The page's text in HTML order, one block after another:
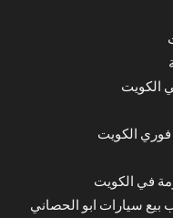
الكويت
الكويت
في الكويت
بيع سيارات ابو الحصاني